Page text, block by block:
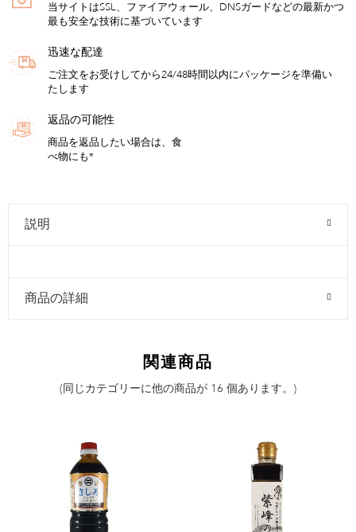
当サイトはSSL、ファイアウォール、DNSガードなどの最新かつ
最も安全な技術に基づいています
迅速な配達
ご注文をお受けしてから24/48時間以内にパッケージを準備い
たします
返品の可能性
商品を返品したい場合は、食
べ物にも*
説明
商品の詳細
関連商品
(同じカテゴリーに他の商品が 16 個あります。)